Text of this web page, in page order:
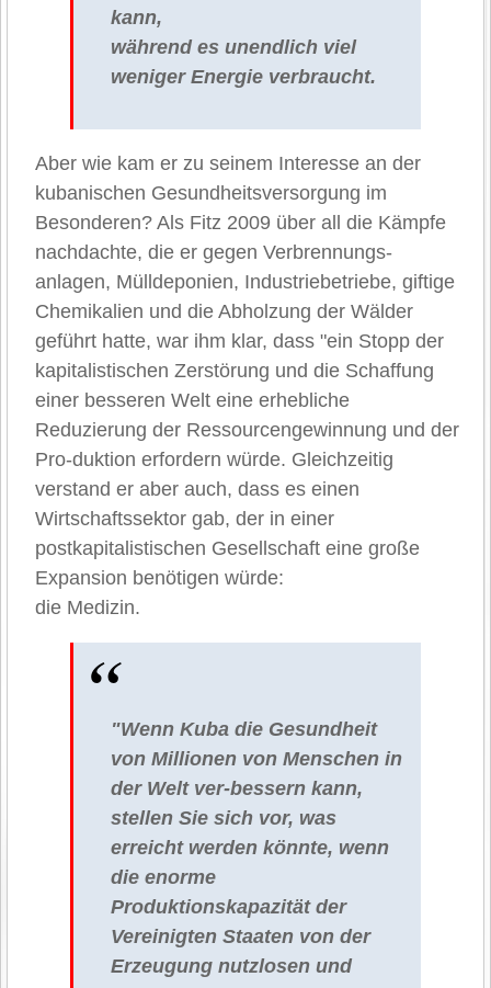
kann,
während es unendlich viel
weniger Energie verbraucht.
Aber wie kam er zu seinem Interesse an der
kubanischen Gesundheitsversorgung im
Besonderen? Als Fitz 2009 über all die Kämpfe
nachdachte, die er gegen Verbrennungs-
anlagen, Mülldeponien, Industriebetriebe, giftige
Chemikalien und die Abholzung der Wälder
geführt hatte, war ihm klar, dass "ein Stopp der
kapitalistischen Zerstörung und die Schaffung
einer besseren Welt eine erhebliche
Reduzierung der Ressourcengewinnung und der
Pro-duktion erfordern würde. Gleichzeitig
verstand er aber auch, dass es einen
Wirtschaftssektor gab, der in einer
postkapitalistischen Gesellschaft eine große
Expansion benötigen würde:
die Medizin.
"Wenn Kuba die Gesundheit
von Millionen von Menschen in
der Welt ver-bessern kann,
stellen Sie sich vor, was
erreicht werden könnte, wenn
die enorme
Produktionskapazität der
Vereinigten Staaten von der
Erzeugung nutzlosen und